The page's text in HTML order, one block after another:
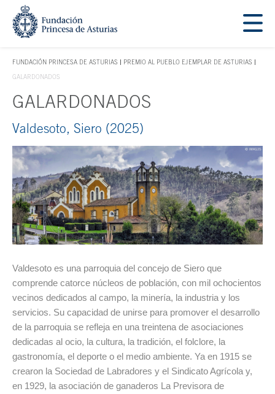
Saltar navegación. Ir directamente al contenido principal
FUNDACIÓN PRINCESA DE ASTURIAS
TECLA DE ACCESO 1
PREMIO AL PUEBLO EJEMPLAR DE ASTURIAS
GALARDONADOS
GALARDONADOS
Contenido principal
Valdesoto, Siero (2025)
Valdesoto es una parroquia del concejo de Siero que
comprende catorce núcleos de población, con mil ochocientos
vecinos dedicados al campo, la minería, la industria y los
servicios. Su capacidad de unirse para promover el desarrollo
de la parroquia se refleja en una treintena de asociaciones
dedicadas al ocio, la cultura, la tradición, el folclore, la
gastronomía, el deporte o el medio ambiente. Ya en 1915 se
crearon la Sociedad de Labradores y el Sindicato Agrícola y,
en 1929, la asociación de ganaderos La Previsora de